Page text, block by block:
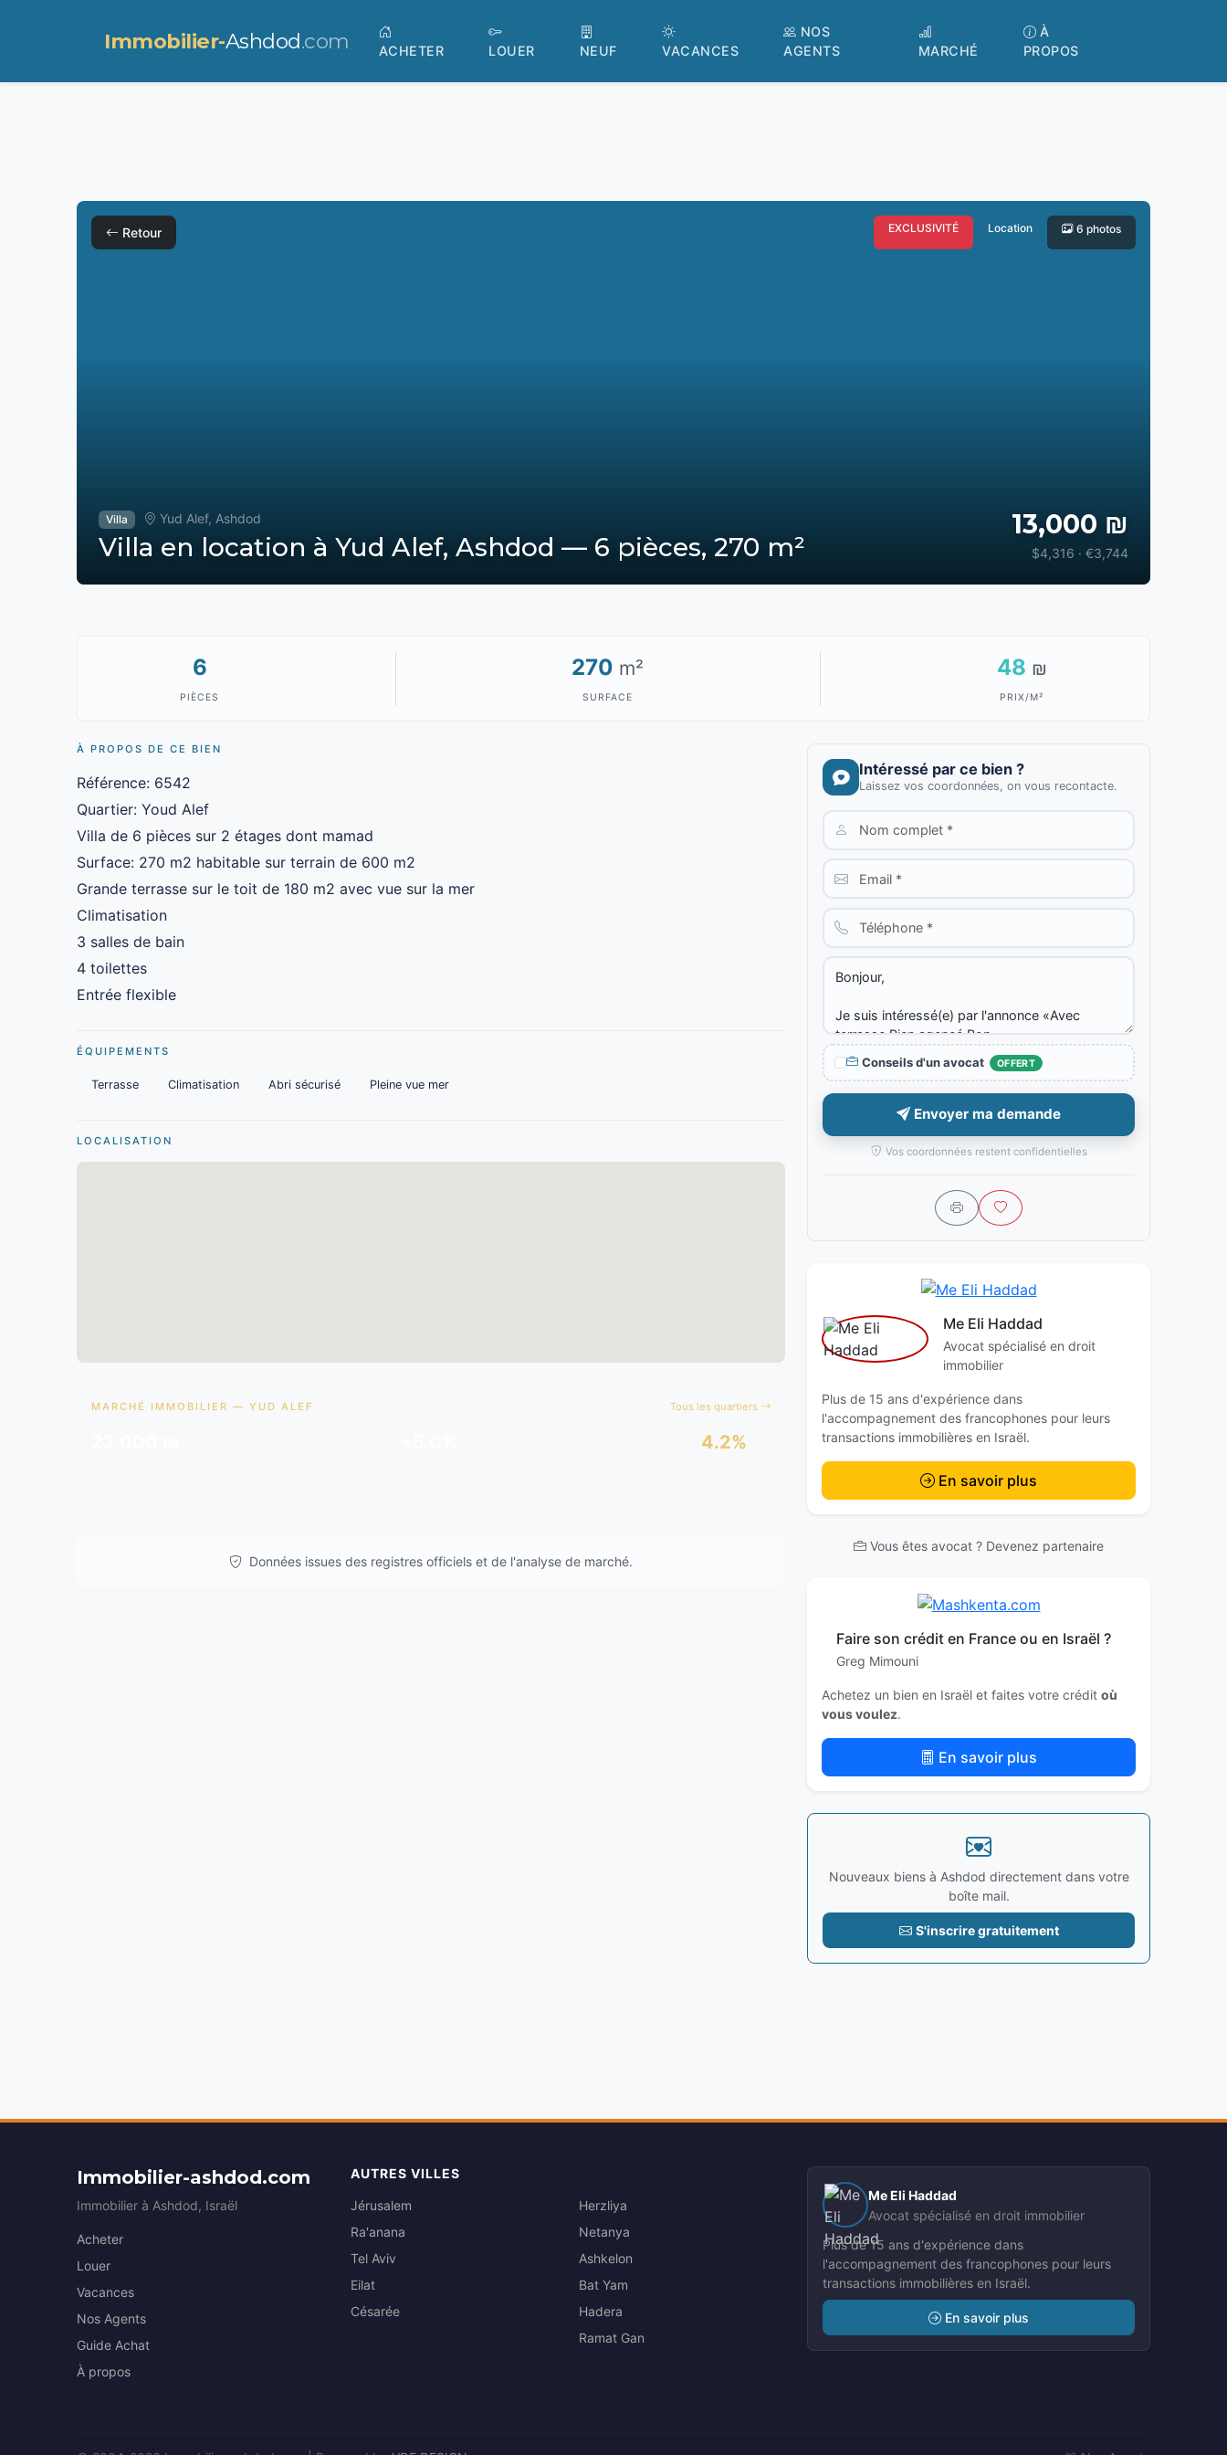
Immobilier-Ashdod.com ACHETER LOUER NEUF VACANCES
NOS
AGENTS
MARCHÉ
À
PROPOS
Retour EXCLUSIVITÉ Location 6 photos
Villa Yud Alef, Ashdod
Villa en location à Yud Alef, Ashdod — 6 pièces, 270 m²
13,000 ₪
$4,316 · €3,744
6
PIÈCES
270 m²
SURFACE
48 ₪
PRIX/M²
À PROPOS DE CE BIEN
Référence: 6542
Quartier: Youd Alef
Villa de 6 pièces sur 2 étages dont mamad
Surface: 270 m2 habitable sur terrain de 600 m2
Grande terrasse sur le toit de 180 m2 avec vue sur la mer
Climatisation
3 salles de bain
4 toilettes
Entrée flexible
ÉQUIPEMENTS
Terrasse Climatisation Abri sécurisé Pleine vue mer
LOCALISATION
MARCHÉ IMMOBILIER — YUD ALEF Tous les quartiers
4.2%
Données issues des registres officiels et de l'analyse de marché.
Intéressé par ce bien ?
Laissez vos coordonnées, on vous recontacte.
Conseils d'un avocat OFFERT
Envoyer ma demande
Vos coordonnées restent confidentielles
Me Eli Haddad
Avocat spécialisé en droit
immobilier
Plus de 15 ans d'expérience dans
l'accompagnement des francophones pour leurs
transactions immobilières en Israël.
En savoir plus
Vous êtes avocat ? Devenez partenaire
Faire son crédit en France ou en Israël ?
Greg Mimouni
Achetez un bien en Israël et faites votre crédit où
vous voulez.
En savoir plus
Nouveaux biens à Ashdod directement dans votre
boîte mail.
S'inscrire gratuitement
Immobilier-ashdod.com
Immobilier à Ashdod, Israël
Acheter
Louer
Vacances
Nos Agents
Guide Achat
À propos
AUTRES VILLES
Jérusalem
Ra'anana
Tel Aviv
Eilat
Césarée
Herzliya
Netanya
Ashkelon
Bat Yam
Hadera
Ramat Gan
Me Eli Haddad
Avocat spécialisé en droit immobilier
Plus de 15 ans d'expérience dans
l'accompagnement des francophones pour leurs
transactions immobilières en Israël.
En savoir plus